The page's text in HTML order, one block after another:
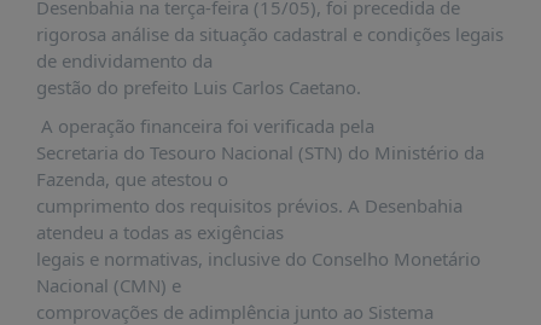
DADOS
FRENTE
PARLAMENTAR
SOBRE
A
FRENTE
MATERIAIS
INFORMAÇÕES
Desenbahia na terça-feira (15/05), foi precedida de
rigorosa análise da situação cadastral e condições legais
de endividamento da
gestão do prefeito Luis Carlos Caetano.
A operação financeira foi verificada pela
Secretaria do Tesouro Nacional (STN) do Ministério da
Fazenda, que atestou o
cumprimento dos requisitos prévios. A Desenbahia
atendeu a todas as exigências
legais e normativas, inclusive do Conselho Monetário
Nacional (CMN) e
comprovações de adimplência junto ao Sistema